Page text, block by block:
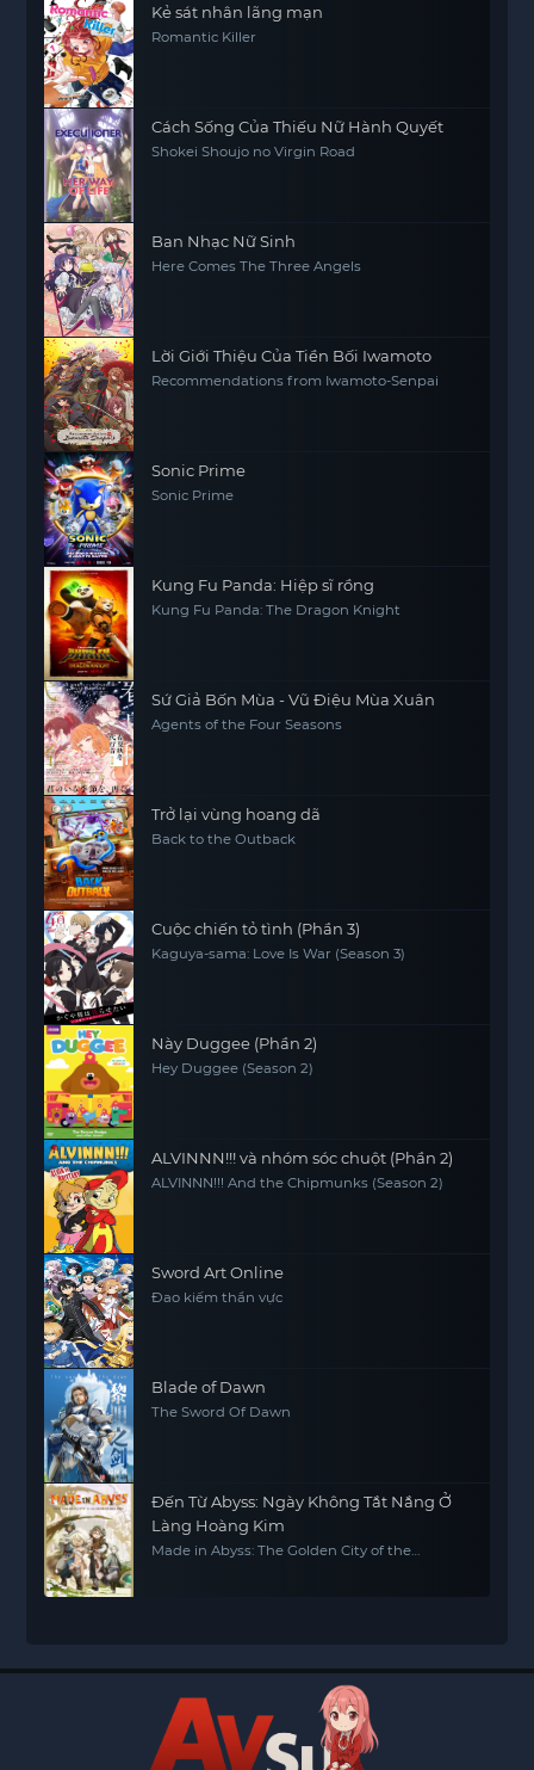
Kẻ sát nhân lãng mạn
Romantic Killer
Cách Sống Của Thiếu Nữ Hành Quyết
Shokei Shoujo no Virgin Road
Ban Nhạc Nữ Sinh
Here Comes The Three Angels
Lời Giới Thiệu Của Tiền Bối Iwamoto
Recommendations from Iwamoto-Senpai
Sonic Prime
Sonic Prime
Kung Fu Panda: Hiệp sĩ rồng
Kung Fu Panda: The Dragon Knight
Sứ Giả Bốn Mùa - Vũ Điệu Mùa Xuân
Agents of the Four Seasons
Trở lại vùng hoang dã
Back to the Outback
Cuộc chiến tỏ tình (Phần 3)
Kaguya-sama: Love Is War (Season 3)
Này Duggee (Phần 2)
Hey Duggee (Season 2)
ALVINNN!!! và nhóm sóc chuột (Phần 2)
ALVINNN!!! And the Chipmunks (Season 2)
Sword Art Online
Đao kiếm thần vực
Blade of Dawn
The Sword Of Dawn
Đến Từ Abyss: Ngày Không Tắt Nắng Ở
Làng Hoàng Kim
Made in Abyss: The Golden City of the